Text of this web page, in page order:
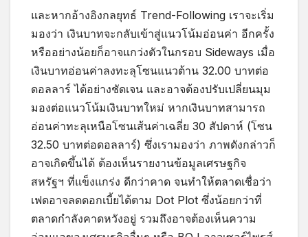
และหากอ้างอิงกลยุทธ์ Trend-Following เราจะเริ่ม
มองว่า เงินบาทจะกลับเข้าสู่แนวโน้มอ่อนค่า อีกครั้ง
หรืออย่างน้อยก็อาจแกว่งตัวในกรอบ Sideways เมื่อ
เงินบาทอ่อนค่าลงทะลุโซนแนวต้าน 32.00 บาทต่อ
ดอลลาร์ ได้อย่างชัดเจน และอาจต้องปรับเปลี่ยนมุม
มองต่อแนวโน้มเงินบาทใหม่ หากเงินบาทสามารถ
อ่อนค่าทะลุเหนือโซนเส้นค่าเฉลี่ย 30 สัปดาห์ (โซน
32.50 บาทต่อดอลลาร์) ซึ่งเรามองว่า ภาพดังกล่าวก็
อาจเกิดขึ้นได้ ต้องเห็นรายงานข้อมูลเศรษฐกิจ
สหรัฐฯ ที่แข็งแกร่ง ดีกว่าคาด จนทำให้ตลาดเชื่อว่า
เฟดอาจลดดอกเบี้ยได้ตาม Dot Plot ซึ่งน้อยกว่าที่
ตลาดกำลังคาดหวังอยู่ รวมถึงอาจต้องเห็นความ